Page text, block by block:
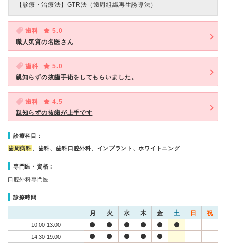
【診療・治療法】 GTR法（歯周組織再生誘導法）
歯科
5.0
職人気質の名医さん
歯科
5.0
親知らずの抜歯手術をしてもらいました。
歯科
4.5
親知らずの抜歯が上手です
診療科目：
歯周病科 、歯科、歯科口腔外科、インプラント、ホワイトニング
専門医・資格：
口腔外科専門医
診療時間
月 火 水 木 金 土 日 祝
10:00-13:00
14:30-19:00